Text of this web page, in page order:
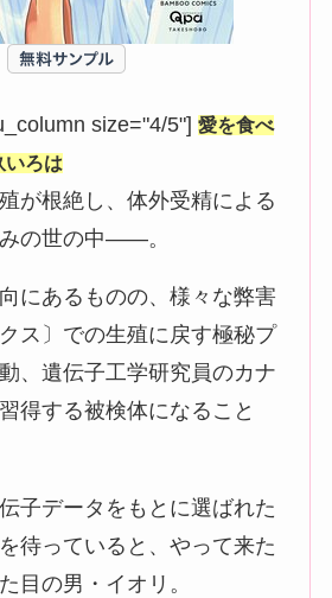
size="4/5"]愛を食べ
いろは
が根絶し、体外受精による
の世の中――。
にあるものの、様々な弊害
ス〕での生殖に戻す極秘プ
、遺伝子工学研究員のカナ
得する被検体になること
子データをもとに選ばれた
待っていると、やって来た
目の男・イオリ。